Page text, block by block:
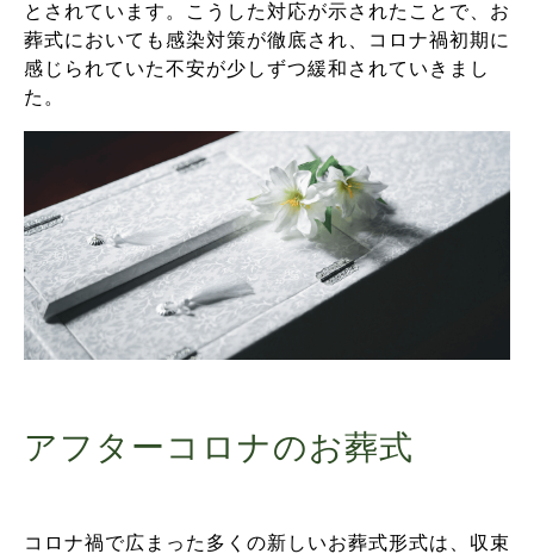
とされています。こうした対応が示されたことで、お
葬式においても感染対策が徹底され、コロナ禍初期に
感じられていた不安が少しずつ緩和されていきまし
た。
アフターコロナのお葬式
コロナ禍で広まった多くの新しいお葬式形式は、収束